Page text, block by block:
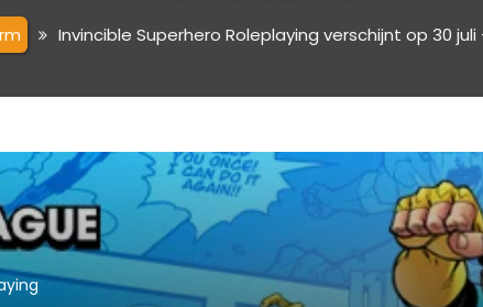
Invincible Superhero Roleplaying verschijnt op 30